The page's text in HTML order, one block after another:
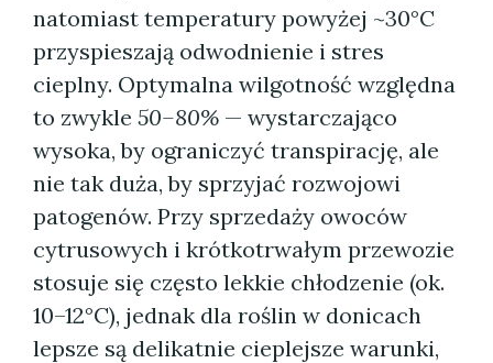
natomiast temperatury powyżej ~30°C
przyspieszają odwodnienie i stres
cieplny. Optymalna wilgotność względna
to zwykle 50–80% — wystarczająco
wysoka, by ograniczyć transpirację, ale
nie tak duża, by sprzyjać rozwojowi
patogenów. Przy sprzedaży owoców
cytrusowych i krótkotrwałym przewozie
stosuje się często lekkie chłodzenie (ok.
10–12°C), jednak dla roślin w donicach
lepsze są delikatnie cieplejsze warunki,